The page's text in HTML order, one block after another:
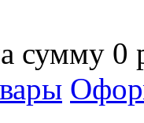
сумму 0